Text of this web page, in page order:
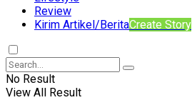
Review
Kirim Artikel/BeritaCreate Story
No Result
View All Result